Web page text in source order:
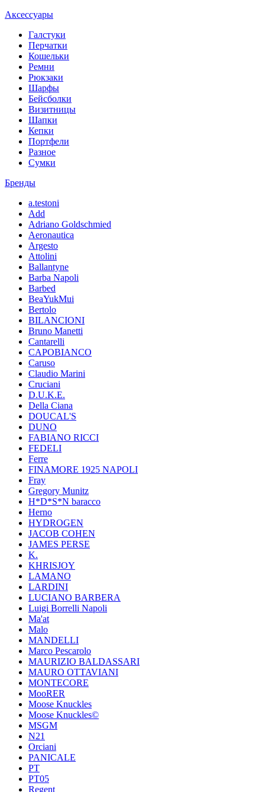
Аксессуары
Галстуки
Перчатки
Кошельки
Ремни
Рюкзаки
Шарфы
Бейсболки
Визитницы
Шапки
Кепки
Портфели
Разное
Сумки
Бренды
a.testoni
Add
Adriano Goldschmied
Aeronautica
Argesto
Attolini
Ballantyne
Barba Napoli
Barbed
BeaYukMui
Bertolo
BILANCIONI
Bruno Manetti
Cantarelli
CAPOBIANCO
Caruso
Claudio Marini
Cruciani
D.U.K.E.
Della Ciana
DOUCAL'S
DUNO
FABIANO RICCI
FEDELI
Ferre
FINAMORE 1925 NAPOLI
Fray
Gregory Munitz
H*D*S*N baracco
Herno
HYDROGEN
JACOB COHEN
JAMES PERSE
K.
KHRISJOY
LAMANO
LARDINI
LUCIANO BARBERA
Luigi Borrelli Napoli
Ma'at
Malo
MANDELLI
Marco Pescarolo
MAURIZIO BALDASSARI
MAURO OTTAVIANI
MONTECORE
MooRER
Moose Knuckles
Moose Knuckles©️
MSGM
N21
Orciani
PANICALE
PT
PT05
Regent